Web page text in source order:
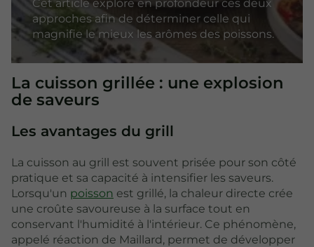
Cet article explore en profondeur ces deux
approches afin de déterminer celle qui
magnifie le mieux les arômes des poissons.
La cuisson grillée : une explosion
de saveurs
Les avantages du grill
La cuisson au grill est souvent prisée pour son côté
pratique et sa capacité à intensifier les saveurs.
Lorsqu'un poisson est grillé, la chaleur directe crée
une croûte savoureuse à la surface tout en
conservant l'humidité à l'intérieur. Ce phénomène,
appelé réaction de Maillard, permet de développer